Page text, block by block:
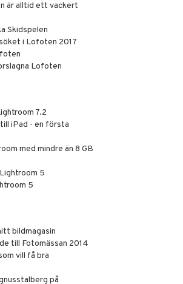
är alltid ett vackert
Skidspelen
i Lofoten 2017
Lofoten
7.2
iPad - en första
med mindre än 8 GB
5
5
bildmagasin
till Fotomässan 2014
vill få bra
på